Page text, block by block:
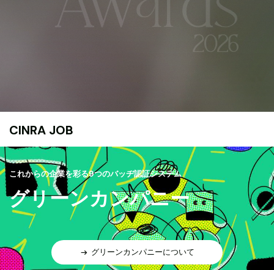
CINRA JOB
これからの企業を彩る9つのバッヂ認証システム
グリーンカンパニー
グリーンカンパニーについて